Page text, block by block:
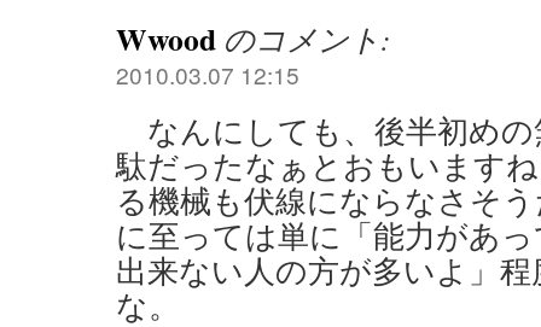
Wwood のコメント:
2010.03.07 12:15
なんにしても、後半初めの
駄だったなぁとおもいます
る機械も伏線にならなさそ
に至っては単に「能力があ
出来ない人の方が多いよ」
な。